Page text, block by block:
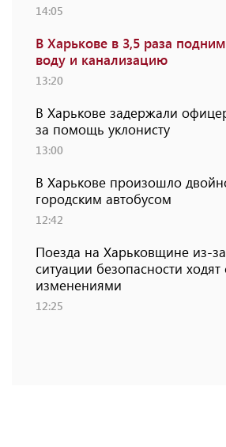
14:05
В Харькове в 3,5 раза
воду и канализацию
13:20
В Харькове задержали
за помощь уклонисту
13:00
В Харькове произошло
городским автобусом
12:42
Поезда на Харьковщине из-
ситуации безопасности ходят
изменениями
12:25